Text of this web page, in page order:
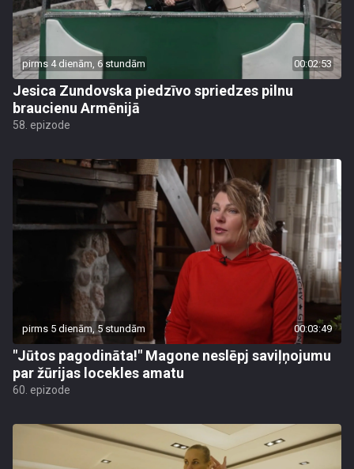
pirms 4 dienām, 6 stundām 00:02:53
Jesica Zundovska piedzīvo spriedzes pilnu
braucienu Armēnijā
58. epizode
pirms 5 dienām, 5 stundām 00:03:49
"Jūtos pagodināta!" Magone neslēpj saviļņojumu
par žūrijas locekles amatu
60. epizode